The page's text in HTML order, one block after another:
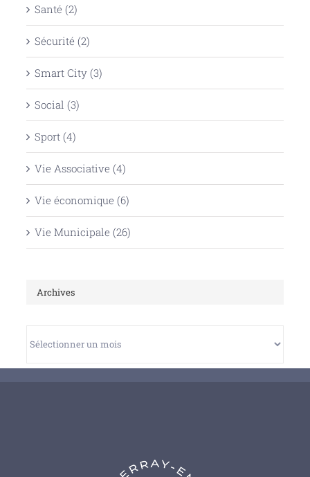
Santé (2)
Sécurité (2)
Smart City (3)
Social (3)
Sport (4)
Vie Associative (4)
Vie économique (6)
Vie Municipale (26)
Archives